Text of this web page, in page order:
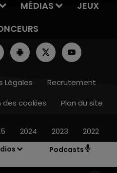
Podcasts
MÉDIAS
JEUX
Légales
Recrutement
des cookies Plan du site
2024 2023 2022